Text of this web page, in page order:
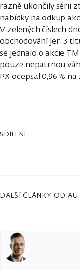
rázně ukončily sérii
nabídky na odkup
V zelených číslech
obchodování jen 3
se jednalo o akcie
pouze nepatrnou
PX odepsal 0,96 % na
SDÍLENÍ
DALŠÍ ČLÁNKY OD